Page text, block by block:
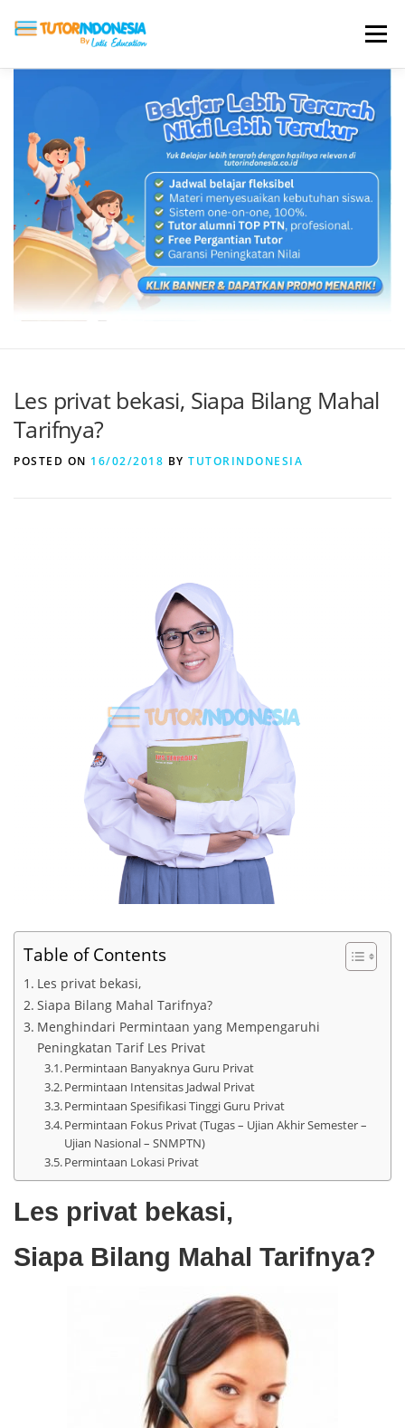
Menu
ABOUT US JADI PENGAJAR
BIAYA LES TESTIMONI PROFIL ALUMNI
BLOG DAFTAR SEKOLAH
Les privat bekasi, Siapa Bilang Mahal
Tarifnya?
POSTED ON 16/02/2018 BY TUTORINDONESIA
Table of Contents
Les privat bekasi,
Siapa Bilang Mahal Tarifnya?
Menghindari Permintaan yang Mempengaruhi
Peningkatan Tarif Les Privat
Permintaan Banyaknya Guru Privat
Permintaan Intensitas Jadwal Privat
Permintaan Spesifikasi Tinggi Guru Privat
Permintaan Fokus Privat (Tugas – Ujian Akhir Semester –
Ujian Nasional – SNMPTN)
Permintaan Lokasi Privat
Les privat bekasi,
Siapa Bilang Mahal Tarifnya?